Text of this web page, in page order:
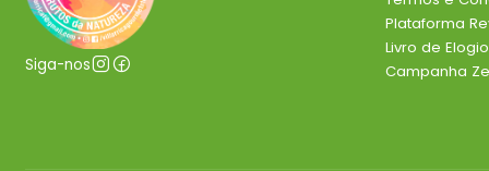
Siga-nos
Plataforma
Livro de
Campanha